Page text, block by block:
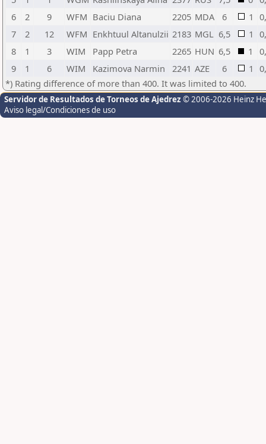
6
2 9 WFM Baciu Diana 2205 MDA 6 1
7
2 12 WFM Enkhtuul Altanulzii 2183 MGL 6,5 1
8
1 3 WIM Papp Petra 2265 HUN 6,5 1
9
1 6 WIM Kazimova Narmin 2241 AZE 6 1
*) Rating difference of more than 400. It was limited to 400.
Servidor de Resultados de Torneos de Ajedrez © 2006-2026 Heinz
Aviso legal/Condiciones de uso